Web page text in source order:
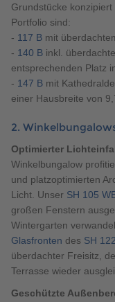
Grundstücke
Portfolio sind:
- 117 B mit
- 140 B inkl.
entsprechenden Platz
- 147 B mit
einer Hausbreite von
2.
Optimierter
Winkelbungalow
und platzoptimierten
Licht. Unser SH 105
großen Fenstern
Wintergarten
Glasfronten des SH
überdachter Freisitz,
Terrasse wieder
Geschützte